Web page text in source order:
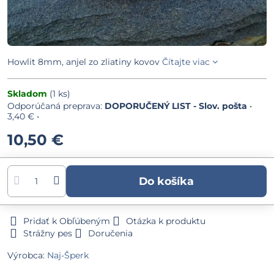
Howlit 8mm, anjel zo zliatiny kovov Čítajte viac
Skladom (1 ks)
DOPORUČENÝ LIST - Slov. pošta •
3,40 € •
10,50 €
Do košíka
Pridať k Obľúbeným
Otázka k produktu
Strážny pes
Doručenia
Výrobca: Naj-Šperk